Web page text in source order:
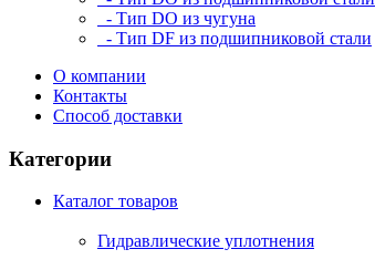
- Тип DO из чугуна
- Тип DF из подшипниковой стали
О компании
Контакты
Способ доставки
Категории
Каталог товаров
Гидравлические уплотнения